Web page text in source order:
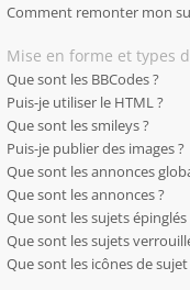
Comment remonter mon
Mise en forme et types
Que sont les BBCodes ?
Puis-je utiliser le HTML ?
Que sont les smileys ?
Puis-je publier des images ?
Que sont les annonces
Que sont les annonces ?
Que sont les sujets épinglés
Que sont les sujets
Que sont les icônes de sujet